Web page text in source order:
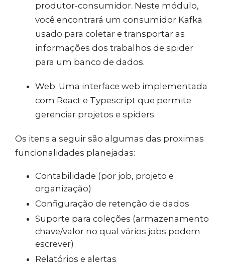
produtor-consumidor. Neste módulo,
você encontrará um consumidor Kafka
usado para coletar e transportar as
informações dos trabalhos de spider
para um banco de dados.
Web: Uma interface web implementada
com React e Typescript que permite
gerenciar projetos e spiders.
Os itens a seguir são algumas das proximas
funcionalidades planejadas:
Contabilidade (por job, projeto e
organização)
Configuração de retenção de dados
Suporte para coleções (armazenamento
chave/valor no qual vários jobs podem
escrever)
Relatórios e alertas